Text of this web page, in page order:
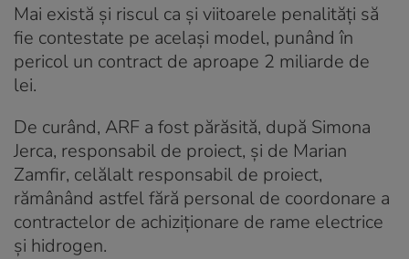
Mai există și riscul ca și viitoarele penalități să
fie contestate pe același model, punând în
pericol un contract de aproape 2 miliarde de
lei.
De curând, ARF a fost părăsită, după Simona
Jerca, responsabil de proiect, și de Marian
Zamfir, celălalt responsabil de proiect,
rămânând astfel fără personal de coordonare a
contractelor de achiziționare de rame electrice
și hidrogen.